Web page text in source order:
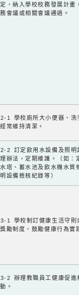
，納入學校校務發展計畫
會議或相關會議通過。
1 學校廁所大小便器、洗
常維持清潔。
2 訂定飲用水設備及照明
辦法，定期維護。（如：
塔、蓄水池及飲水機水質
設備檢核紀錄等）
1 學校制訂健康生活守則
勵制度，鼓勵健康行為實
2 辦理教職員工健康促進
。